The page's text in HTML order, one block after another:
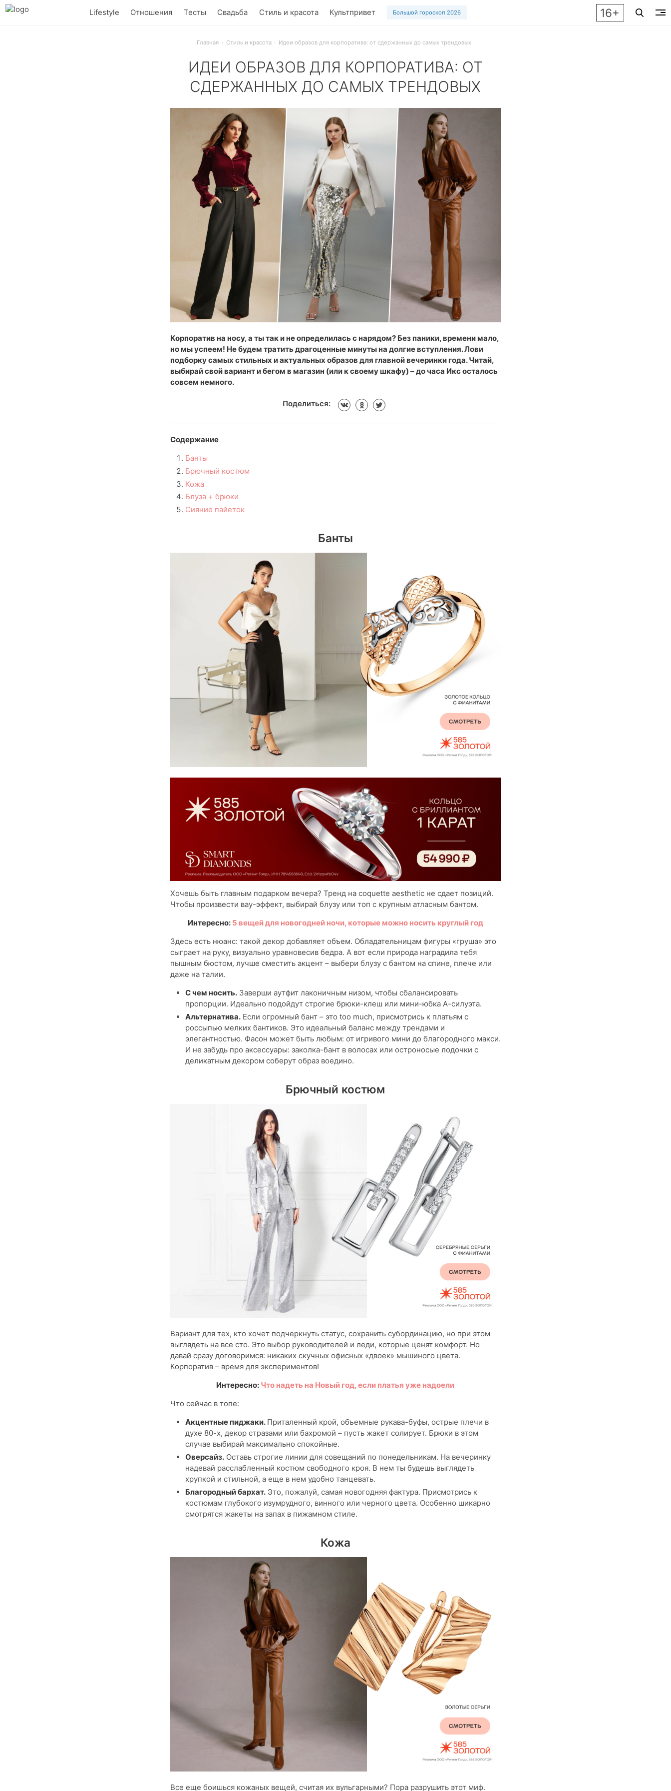
Lifestyle Отношения Тесты Свадьба Стиль и красота Культпривет Большой гороскоп 2026 16+
Главная Стиль и красота Идеи образов для корпоратива: от сдержанных до самых трендовых
ИДЕИ ОБРАЗОВ ДЛЯ КОРПОРАТИВА: ОТ
СДЕРЖАННЫХ ДО САМЫХ ТРЕНДОВЫХ
Что надеть на новогодний корпоратив: идеи образов от сдержанных до самых трендовых. Банты, костюмы, кожа, пайетки и
Корпоратив на носу, а ты так и не определилась с нарядом? Без паники, времени мало,
но мы успеем! Не будем тратить драгоценные минуты на долгие вступления. Лови
подборку самых стильных и актуальных образов для главной вечеринки года. Читай,
выбирай свой вариант и бегом в магазин (или к своему шкафу) – до часа Икс осталось
совсем немного.
Поделиться:
Содержание
Банты
Брючный костюм
Кожа
Блуза + брюки
Сияние пайеток
Банты
Хочешь быть главным подарком вечера? Тренд на coquette aesthetic не сдает позиций.
Чтобы произвести вау-эффект, выбирай блузу или топ с крупным атласным бантом.
Интересно: 5 вещей для новогодней ночи, которые можно носить круглый год
Здесь есть нюанс: такой декор добавляет объем. Обладательницам фигуры «груша» это
сыграет на руку, визуально уравновесив бедра. А вот если природа наградила тебя
пышным бюстом, лучше сместить акцент – выбери блузу с бантом на спине, плече или
даже на талии.
С чем носить.Заверши аутфит лаконичным низом, чтобы сбалансировать
пропорции. Идеально подойдут строгие брюки-клеш или мини-юбка А-силуэта.
Альтернатива.Если огромный бант – это too much, присмотрись к платьям с
россыпью мелких бантиков. Это идеальный баланс между трендами и
элегантностью. Фасон может быть любым: от игривого мини до благородного макси.
И не забудь про аксессуары: заколка-бант в волосах или остроносые лодочки с
деликатным декором соберут образ воедино.
Брючный костюм
Вариант для тех, кто хочет подчеркнуть статус, сохранить субординацию, но при этом
выглядеть на все сто. Это выбор руководителей и леди, которые ценят комфорт. Но
давай сразу договоримся: никаких скучных офисных «двоек» мышиного цвета.
Корпоратив – время для экспериментов!
Интересно: Что надеть на Новый год, если платья уже надоели
Что сейчас в топе:
Акцентные пиджаки. Приталенный крой, объемные рукава-буфы, острые плечи в
духе 80-х, декор стразами или бахромой – пусть жакет солирует. Брюки в этом
случае выбирай максимально спокойные.
Оверсайз.Оставь строгие линии для совещаний по понедельникам. На вечеринку
надевай расслабленный костюм свободного кроя. В нем ты будешь выглядеть
хрупкой и стильной, а еще в нем удобно танцевать.
Благородный бархат.Это, пожалуй, самая новогодняя фактура. Присмотрись к
костюмам глубокого изумрудного, винного или черного цвета. Особенно шикарно
смотрятся жакеты на запах в пижамном стиле.
Кожа
Все еще боишься кожаных вещей, считая их вульгарными? Пора разрушить этот миф.